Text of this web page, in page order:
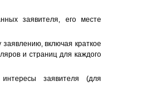
заявителя, его месте
включая краткое
и страниц для каждого
заявителя (для